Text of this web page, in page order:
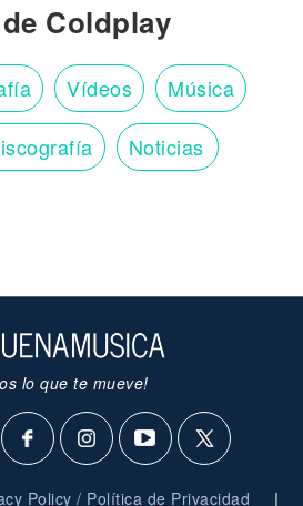
Coldplay
Vídeos Música
Noticias
lo que te mueve!
Policy / Política de Privacidad |